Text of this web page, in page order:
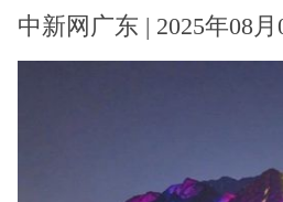
中新网广东 | 2025年08月